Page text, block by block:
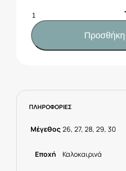
MAYORAL
Εσπαντρίγιες
βέλκρο
αγόρι
Κωδ.
ποσότητα
Προσθήκη
ΠΛΗΡΟΦΟΡΙΕΣ
Μέγεθος 26, 27, 28, 29, 30
Εποχή Καλοκαιρινά